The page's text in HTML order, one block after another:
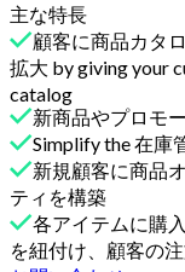
主な特長
顧客に商品カタ
拡大 by giving your
catalog
新商品やプロモ
Simplify the 在庫
新規顧客に商品
ティを構築
各アイテムに購
を紐付け、顧客の